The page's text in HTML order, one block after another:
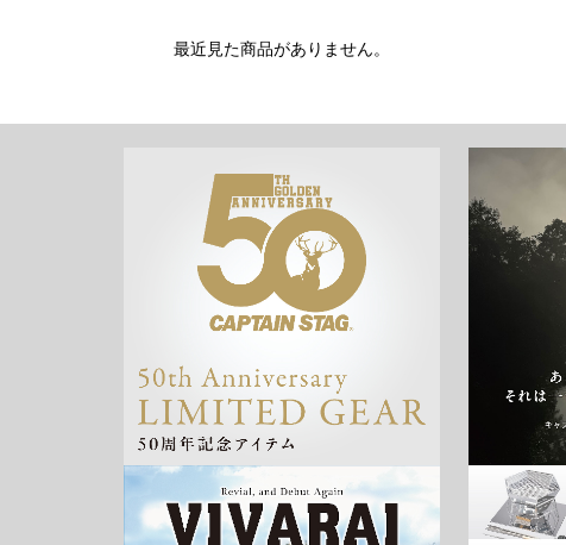
最近見た商品がありません。